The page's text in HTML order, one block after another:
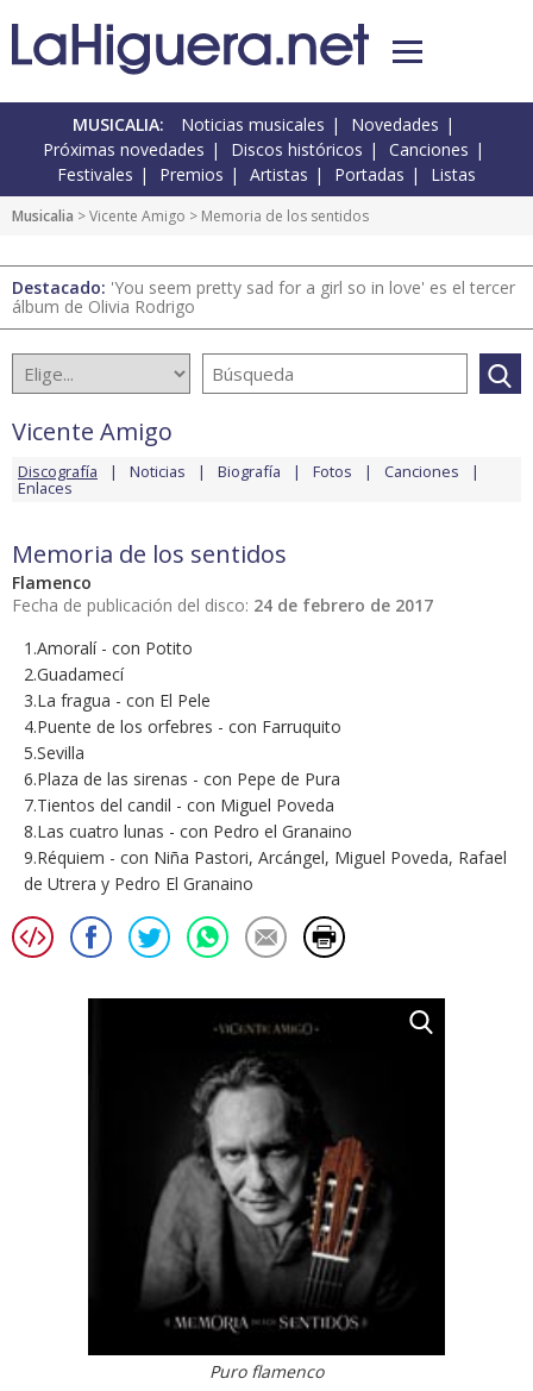
MUSICALIA: Noticias musicales
Novedades
Próximas novedades
Discos históricos
Canciones
Festivales
Premios Artistas Portadas Listas
Musicalia >Vicente Amigo > Memoria de los sentidos
Destacado: 'You seem pretty sad for a girl so in love' es el tercer
álbum de Olivia Rodrigo
Vicente Amigo
Discografía Noticias Biografía Fotos Canciones
Enlaces
Memoria de los sentidos
Flamenco
Fecha de publicación del disco: 24 de febrero de 2017
1.Amoralí - con Potito
2.Guadamecí
3.La fragua - con El Pele
4.Puente de los orfebres - con Farruquito
5.Sevilla
6.Plaza de las sirenas - con Pepe de Pura
7.Tientos del candil - con Miguel Poveda
8.Las cuatro lunas - con Pedro el Granaino
9.Réquiem - con Niña Pastori, Arcángel, Miguel Poveda, Rafael
de Utrera y Pedro El Granaino
Puro flamenco